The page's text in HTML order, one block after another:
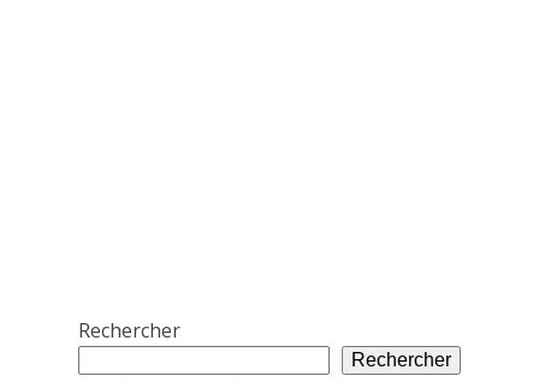
Rechercher
Rechercher